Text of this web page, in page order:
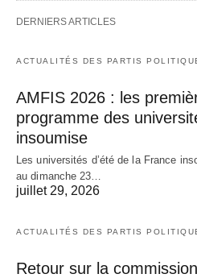
DERNIERS ARTICLES
ACTUALITÉS DES PARTIS
AMFIS 2026 : les
programme des
insoumise
Les universités d’été de la France
au dimanche 23…
juillet 29, 2026
ACTUALITÉS DES PARTIS
Retour sur la